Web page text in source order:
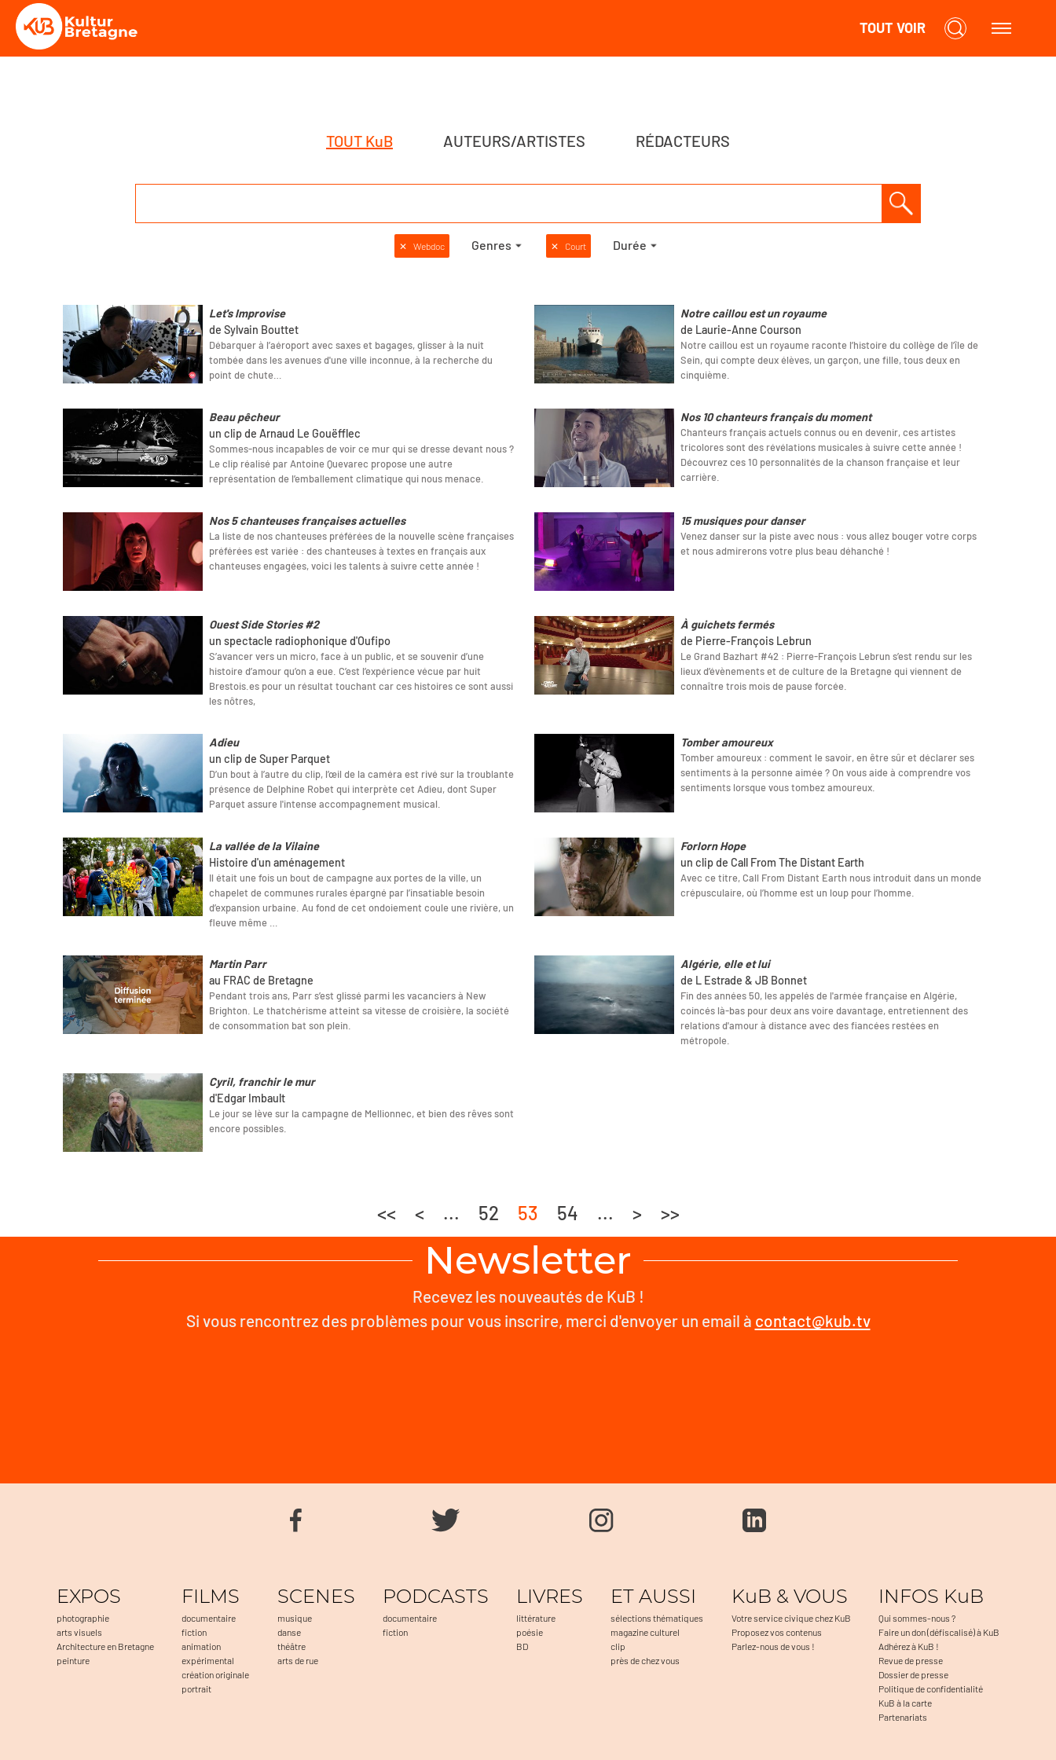
TOUT VOIR
TOUT KuB AUTEURS/ARTISTES RÉDACTEURS
✕ Webdoc Genres ✕ Court Durée
Let's Improvise
de Sylvain Bouttet
Débarquer à l’aéroport avec saxes et bagages, glisser à la nuit
tombée dans les avenues d'une ville inconnue, à la recherche du
point de chute…
Notre caillou est un royaume
de Laurie-Anne Courson
Notre caillou est un royaume raconte l’histoire du collège de l’île de
Sein, qui compte deux élèves, un garçon, une fille, tous deux en
cinquième.
Beau pêcheur
un clip de Arnaud Le Gouëfflec
Sommes-nous incapables de voir ce mur qui se dresse devant nous ?
Le clip réalisé par Antoine Quevarec propose une autre
représentation de l’emballement climatique qui nous menace.
Nos 10 chanteurs français du moment
Chanteurs français actuels connus ou en devenir, ces artistes
tricolores sont des révélations musicales à suivre cette année !
Découvrez ces 10 personnalités de la chanson française et leur
carrière.
Nos 5 chanteuses françaises actuelles
La liste de nos chanteuses préférées de la nouvelle scène françaises
préférées est variée : des chanteuses à textes en français aux
chanteuses engagées, voici les talents à suivre cette année !
15 musiques pour danser
Venez danser sur la piste avec nous : vous allez bouger votre corps
et nous admirerons votre plus beau déhanché !
Ouest Side Stories #2
un spectacle radiophonique d'Oufipo
S’avancer vers un micro, face à un public, et se souvenir d’une
histoire d’amour qu’on a eue. C’est l’expérience vécue par huit
Brestois.es pour un résultat touchant car ces histoires ce sont aussi
les nôtres,
À guichets fermés
de Pierre-François Lebrun
Le Grand Bazhart #42 : Pierre-François Lebrun s’est rendu sur les
lieux d’évènements et de culture de la Bretagne qui viennent de
connaître trois mois de pause forcée.
Adieu
un clip de Super Parquet
D’un bout à l’autre du clip, l’œil de la caméra est rivé sur la troublante
présence de Delphine Robet qui interprète cet Adieu, dont Super
Parquet assure l'intense accompagnement musical.
Tomber amoureux
Tomber amoureux : comment le savoir, en être sûr et déclarer ses
sentiments à la personne aimée ? On vous aide à comprendre vos
sentiments lorsque vous tombez amoureux.
La vallée de la Vilaine
Histoire d'un aménagement
Il était une fois un bout de campagne aux portes de la ville, un
chapelet de communes rurales épargné par l’insatiable besoin
d’expansion urbaine. Au fond de cet ondoiement coule une rivière, un
fleuve même …
Forlorn Hope
un clip de Call From The Distant Earth
Avec ce titre, Call From Distant Earth nous introduit dans un monde
crépusculaire, où l’homme est un loup pour l’homme.
Martin Parr
au FRAC de Bretagne
Pendant trois ans, Parr s’est glissé parmi les vacanciers à New
Brighton. Le thatchérisme atteint sa vitesse de croisière, la société
de consommation bat son plein.
Algérie, elle et lui
de L Estrade & JB Bonnet
Fin des années 50, les appelés de l'armée française en Algérie,
coincés là-bas pour deux ans voire davantage, entretiennent des
relations d'amour à distance avec des fiancées restées en
métropole.
Cyril, franchir le mur
d'Edgar Imbault
Le jour se lève sur la campagne de Mellionnec, et bien des rêves sont
encore possibles.
<< < ... 52 53 54 ... > >>
Newsletter
Recevez les nouveautés de KuB !
Si vous rencontrez des problèmes pour vous inscrire, merci d'envoyer un email à contact@kub.tv
EXPOS
photographie
arts visuels
Architecture en Bretagne
peinture
FILMS
documentaire
fiction
animation
expérimental
création originale
portrait
SCENES
musique
danse
théâtre
arts de rue
PODCASTS
documentaire
fiction
LIVRES
littérature
poésie
BD
ET AUSSI
sélections thématiques
magazine culturel
clip
près de chez vous
KuB & VOUS
Votre service civique chez KuB
Proposez vos contenus
Parlez-nous de vous !
INFOS KuB
Qui sommes-nous ?
Faire un don (défiscalisé) à KuB
Adhérez à KuB !
Revue de presse
Dossier de presse
Politique de confidentialité
KuB à la carte
Partenariats